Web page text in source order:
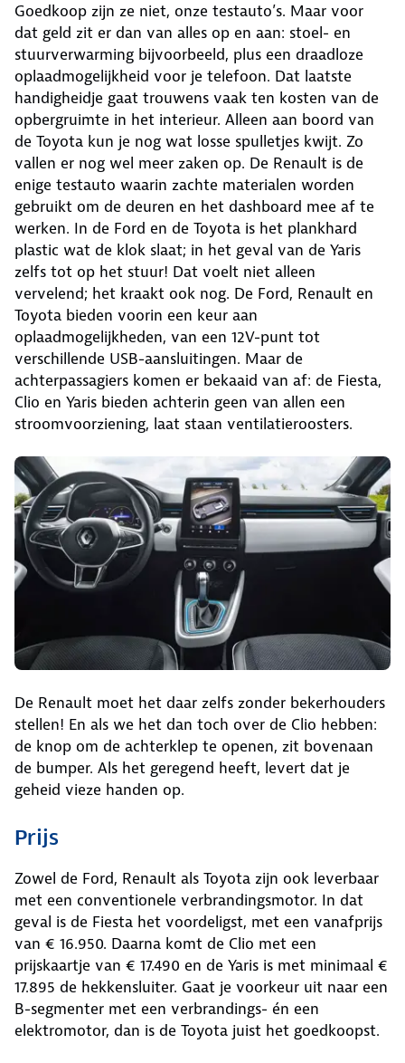
Goedkoop zijn ze niet, onze testauto’s. Maar voor
dat geld zit er dan van alles op en aan: stoel- en
stuurverwarming bijvoorbeeld, plus een draadloze
oplaadmogelijkheid voor je telefoon. Dat laatste
handigheidje gaat trouwens vaak ten kosten van de
opbergruimte in het interieur. Alleen aan boord van
de Toyota kun je nog wat losse spulletjes kwijt. Zo
vallen er nog wel meer zaken op. De Renault is de
enige testauto waarin zachte materialen worden
gebruikt om de deuren en het dashboard mee af te
werken. In de Ford en de Toyota is het plankhard
plastic wat de klok slaat; in het geval van de Yaris
zelfs tot op het stuur! Dat voelt niet alleen
vervelend; het kraakt ook nog. De Ford, Renault en
Toyota bieden voorin een keur aan
oplaadmogelijkheden, van een 12V-punt tot
verschillende USB-aansluitingen. Maar de
achterpassagiers komen er bekaaid van af: de Fiesta,
Clio en Yaris bieden achterin geen van allen een
stroomvoorziening, laat staan ventilatieroosters.
De Renault moet het daar zelfs zonder bekerhouders
stellen! En als we het dan toch over de Clio hebben:
de knop om de achterklep te openen, zit bovenaan
de bumper. Als het geregend heeft, levert dat je
geheid vieze handen op.
Prijs
Zowel de Ford, Renault als Toyota zijn ook leverbaar
met een conventionele verbrandingsmotor. In dat
geval is de Fiesta het voordeligst, met een vanafprijs
van € 16.950. Daarna komt de Clio met een
prijskaartje van € 17.490 en de Yaris is met minimaal €
17.895 de hekkensluiter. Gaat je voorkeur uit naar een
B-segmenter met een verbrandings- én een
elektromotor, dan is de Toyota juist het goedkoopst.